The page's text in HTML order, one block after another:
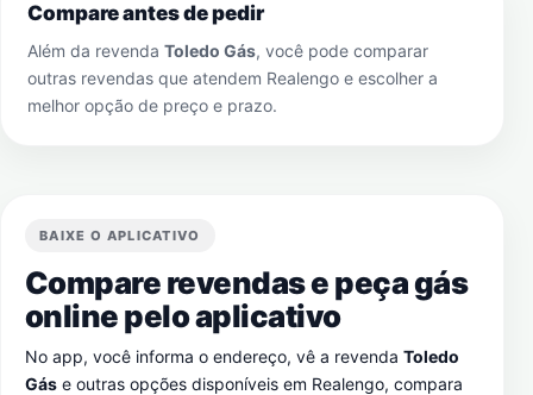
Compare antes de pedir
Além da revenda Toledo Gás, você pode comparar
outras revendas que atendem Realengo e escolher a
melhor opção de preço e prazo.
BAIXE O APLICATIVO
Compare revendas e peça gás
online pelo aplicativo
No app, você informa o endereço, vê a revenda Toledo
Gás e outras opções disponíveis em Realengo, compara